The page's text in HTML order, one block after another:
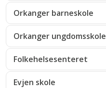
Orkanger barneskole
Orkanger ungdomsskole
Folkehelsesenteret
Evjen skole